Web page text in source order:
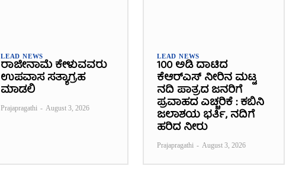
LEAD NEWS
ರಾಜೀನಾಮೆ ಕೇಳುವವರು
ಉಪವಾಸ ಸತ್ಯಾಗ್ರಹ
ಮಾಡಲಿ
Prajapragathi - August 3, 2026
LEAD NEWS
100 ಅಡಿ ದಾಟಿದ
ಕೆಆರ್‌ಎಸ್ ನೀರಿನ ಮಟ್ಟ
ನದಿ ಪಾತ್ರದ ಜನರಿಗೆ
ಪ್ರವಾಹದ ಎಚ್ಚರಿಕೆ : ಕಬಿನಿ
ಜಲಾಶಯ ಭರ್ತಿ, ನದಿಗೆ
ಹರಿದ ನೀರು
Prajapragathi - August 3, 2026